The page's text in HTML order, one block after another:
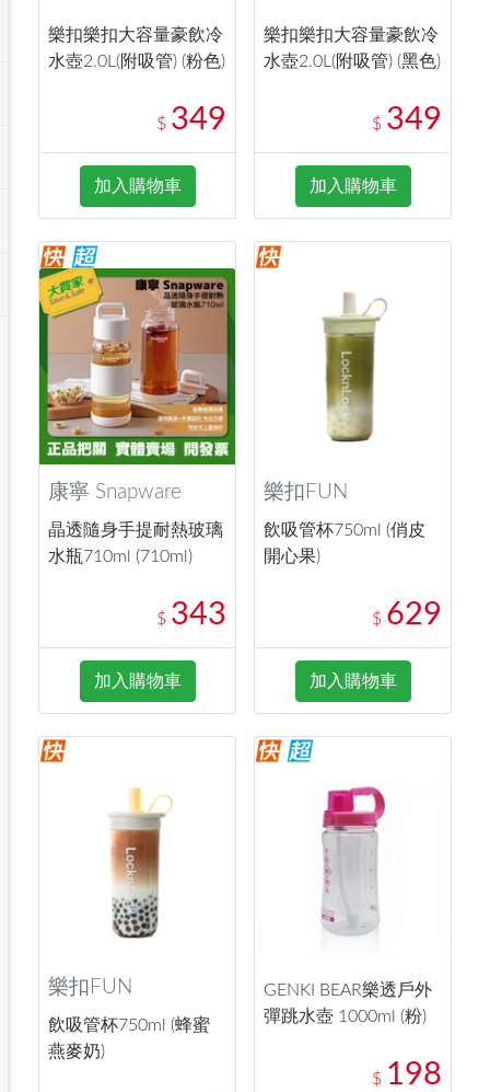
樂扣樂扣大容量豪飲冷
水壺2.0L(附吸管) (粉色)
$ 349
加入購物車
樂扣樂扣大容量豪飲冷
水壺2.0L(附吸管) (黑色)
$ 349
加入購物車
康寧 Snapware
晶透隨身手提耐熱玻璃
水瓶710ml (710ml)
$ 343
加入購物車
樂扣FUN
飲吸管杯750ml (俏皮
開心果)
$ 629
加入購物車
樂扣FUN
飲吸管杯750ml (蜂蜜
燕麥奶)
GENKI BEAR樂透戶外
彈跳水壺 1000ml (粉)
$ 198